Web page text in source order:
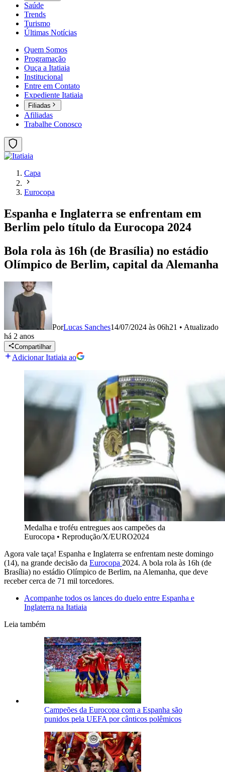
Saúde
Trends
Turismo
Últimas Notícias
Quem Somos
Programação
Ouça a Itatiaia
Institucional
Entre em Contato
Expediente Itatiaia
Filiadas
Afiliadas
Trabalhe Conosco
Capa
Eurocopa
Espanha e Inglaterra se enfrentam em
Berlim pelo título da Eurocopa 2024
Bola rola às 16h (de Brasília) no estádio
Olímpico de Berlim, capital da Alemanha
PorLucas Sanches14/07/2024 às 06h21 • Atualizado
há 2 anos
Compartilhar
Adicionar Itatiaia ao
Medalha e troféu entregues aos campeões da
Eurocopa • Reprodução/X/EURO2024
Agora vale taça! Espanha e Inglaterra se enfrentam neste domingo
(14), na grande decisão da Eurocopa 2024. A bola rola às 16h (de
Brasília) no estádio Olímpico de Berlim, na Alemanha, que deve
receber cerca de 71 mil torcedores.
Acompanhe todos os lances do duelo entre Espanha e
Inglaterra na Itatiaia
Leia também
Campeões da Eurocopa com a Espanha são
punidos pela UEFA por cânticos polêmicos